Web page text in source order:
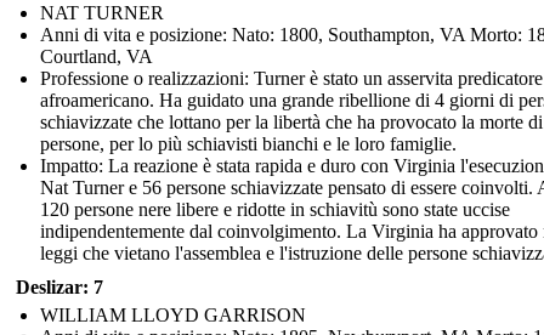
NAT TURNER
Anni di vita e posizione: Nato: 1800, Southampton, VA Morto:
Courtland, VA
Professione o realizzazioni: Turner è stato un asservita predicatore
afroamericano. Ha guidato una grande ribellione di 4 giorni di
schiavizzate che lottano per la libertà che ha provocato la morte
persone, per lo più schiavisti bianchi e le loro famiglie.
Impatto: La reazione è stata rapida e duro con Virginia
Nat Turner e 56 persone schiavizzate pensato di essere coinvolti.
120 persone nere libere e ridotte in schiavitù sono state uccise
indipendentemente dal coinvolgimento. La Virginia ha approvato
leggi che vietano l'assemblea e l'istruzione delle persone
Deslizar: 7
WILLIAM LLOYD GARRISON